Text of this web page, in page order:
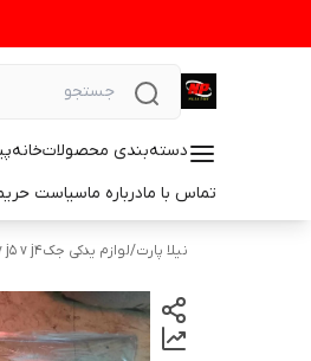
دسته‌بندی محصولاتخانه
تماس با مادرباره ماسیاست
نیلا پارت/لوازم یدکی جکs5 v s3 v j3 v j5 v j4